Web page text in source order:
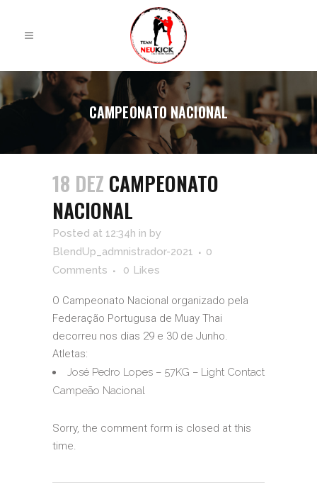
CAMPEONATO NACIONAL
18 DEZ CAMPEONATO
NACIONAL
Posted at 12:34h in by
BlendUp_admnistrador-2021
0
Comments
0 Likes
O Campeonato Nacional organizado pela
Federação Portugusa de Muay Thai
decorreu nos dias 29 e 30 de Junho.
Atletas:
José Pedro Lopes – 57KG – Light Contact
Campeão Nacional
Sorry, the comment form is closed at this
time.